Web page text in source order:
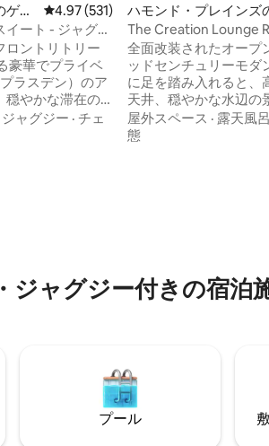
評価
ス
レビュー531件、5つ星中4.97つ星の
4.97 (531)
ート - ジャグジ
ロントリトリー
ラスデン）のア
穏やかな滞在の
を誇っていま
でわずか20分。
ャグジー · チェ
ハモンド・プレインズ
家
The Creation Lounge
な隠れ家！
全面改装されたオープ
ッドセンチュリーモダ
に足を踏み入れると、
天井、穏やかな水辺の
に安心できる穏やかな
す。 水の景色が見える大きなジャグジ
号：STR2425A6031
屋外スペース · 露天風
態
ャグジー付きの宿泊
プール